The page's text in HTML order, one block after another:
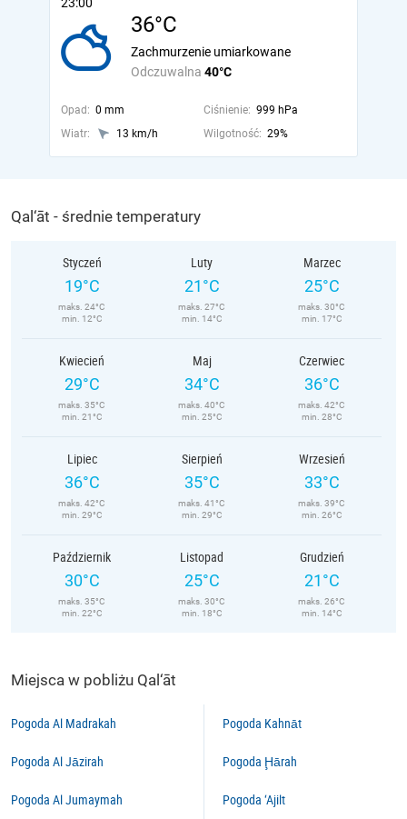
36°C
Odczuwalna 40°C
Zachmurzenie umiarkowane
Opad: 0 mm Ciśnienie: 999 hPa
Wiatr:
13 km/h Wilgotność: 29%
Qal‘āt - średnie temperatury
Styczeń
19°C
maks. 24°C
min. 12°C
Luty
21°C
maks. 27°C
min. 14°C
Marzec
25°C
maks. 30°C
min. 17°C
Kwiecień
29°C
maks. 35°C
min. 21°C
Maj
34°C
maks. 40°C
min. 25°C
Czerwiec
36°C
maks. 42°C
min. 28°C
Lipiec
36°C
maks. 42°C
min. 29°C
Sierpień
35°C
maks. 41°C
min. 29°C
Wrzesień
33°C
maks. 39°C
min. 26°C
Październik
30°C
maks. 35°C
min. 22°C
Listopad
25°C
maks. 30°C
min. 18°C
Grudzień
21°C
maks. 26°C
min. 14°C
Miejsca w pobliżu Qal‘āt
Pogoda Al Madrakah
Pogoda Al Jāzirah
Pogoda Al Jumaymah
Pogoda Kahnāt
Pogoda Ḩārah
Pogoda ‘Ajilt